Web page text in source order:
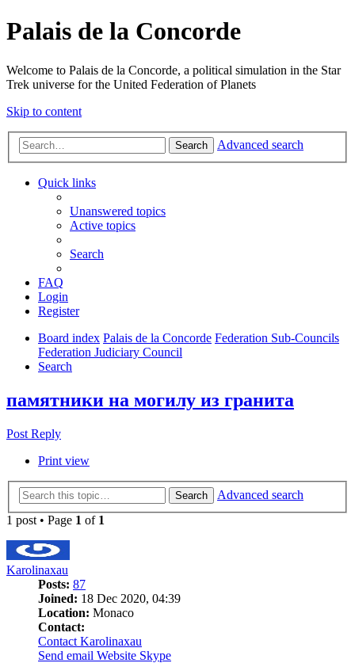
Palais de la Concorde
Welcome to Palais de la Concorde, a political simulation in the Star
Trek universe for the United Federation of Planets
Skip to content
Search Advanced search
Quick links
Unanswered topics
Active topics
Search
FAQ
Login
Register
Board index Palais de la Concorde Federation Sub-Councils
Federation Judiciary Council
Search
памятники на могилу из гранита
Post Reply
Print view
Search
Advanced search
1 post • Page 1 of 1
Karolinaxau
Posts: 87
Joined: 18 Dec 2020, 04:39
Location: Monaco
Contact:
Contact Karolinaxau
Send email Website Skype